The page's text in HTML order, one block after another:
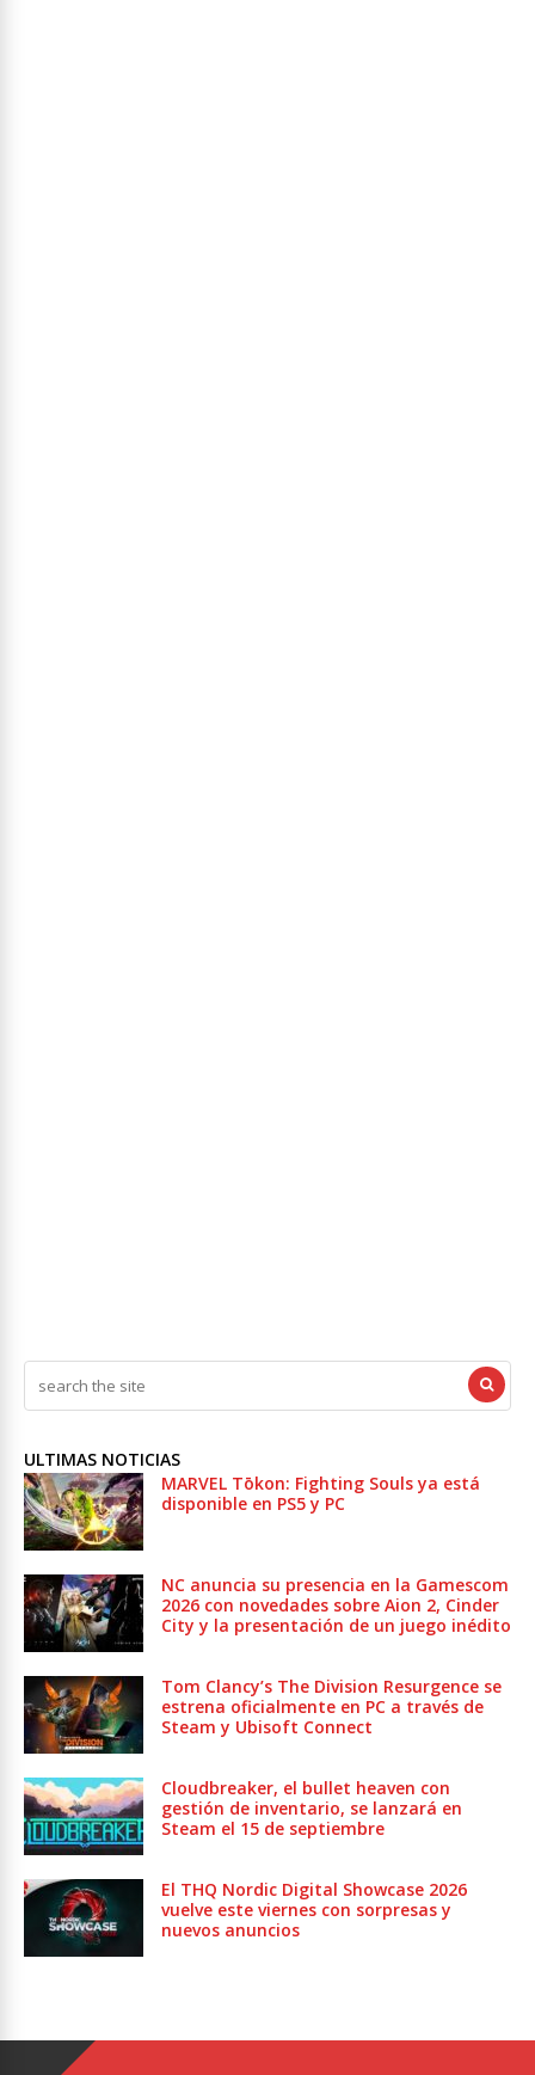
ULTIMAS NOTICIAS
MARVEL Tōkon: Fighting Souls ya está
disponible en PS5 y PC
NC anuncia su presencia en la Gamescom
2026 con novedades sobre Aion 2, Cinder
City y la presentación de un juego inédito
Tom Clancy’s The Division Resurgence se
estrena oficialmente en PC a través de
Steam y Ubisoft Connect
Cloudbreaker, el bullet heaven con
gestión de inventario, se lanzará en
Steam el 15 de septiembre
El THQ Nordic Digital Showcase 2026
vuelve este viernes con sorpresas y
nuevos anuncios